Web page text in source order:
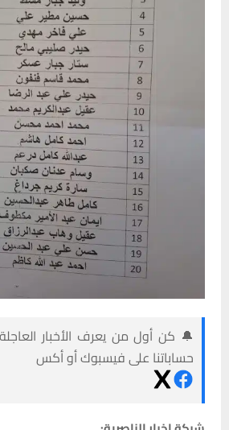
🔔 كن أول من يعرف الأخبار
حساباتنا على فيسبوك أو أكس